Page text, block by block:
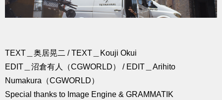
TEXT＿奥居晃二 / TEXT＿Kouji Okui
EDIT＿沼倉有人（CGWORLD） / EDIT＿Arihito
Numakura（CGWORLD）
Special thanks to Image Engine & GRAMMATIK